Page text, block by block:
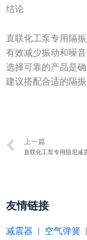
结论
直联化工泵专用隔
有效减少振动和噪
选择可靠的产品是
建议搭配合适的隔
Prev
上一篇
直联化工泵专用阻尼减
友情链接
减震器 | 空气弹簧 |